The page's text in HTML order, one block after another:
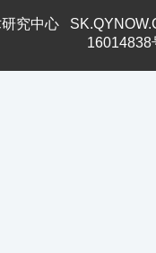
究中心
16014838